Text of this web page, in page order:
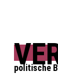
politische